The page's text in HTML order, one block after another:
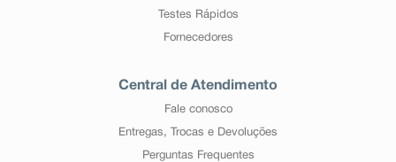
Testes Rápidos
Fornecedores
Central de Atendimento
Fale conosco
Entregas, Trocas e Devoluções
Perguntas Frequentes